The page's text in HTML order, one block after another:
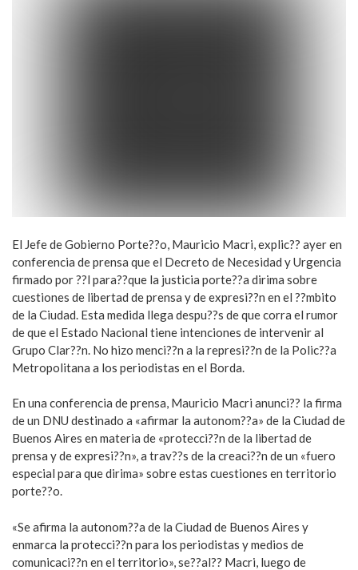
El Jefe de Gobierno Porte??o, Mauricio Macri, explic?? ayer en
conferencia de prensa que el Decreto de Necesidad y Urgencia
firmado por ??l para??que la justicia porte??a dirima sobre
cuestiones de libertad de prensa y de expresi??n en el ??mbito
de la Ciudad. Esta medida llega despu??s de que corra el rumor
de que el Estado Nacional tiene intenciones de intervenir al
Grupo Clar??n. No hizo menci??n a la represi??n de la Polic??a
Metropolitana a los periodistas en el Borda.
En una conferencia de prensa, Mauricio Macri anunci?? la firma
de un DNU destinado a «afirmar la autonom??a» de la Ciudad de
Buenos Aires en materia de «protecci??n de la libertad de
prensa y de expresi??n», a trav??s de la creaci??n de un «fuero
especial para que dirima» sobre estas cuestiones en territorio
porte??o.
«Se afirma la autonom??a de la Ciudad de Buenos Aires y
enmarca la protecci??n para los periodistas y medios de
comunicaci??n en el territorio», se??al?? Macri, luego de